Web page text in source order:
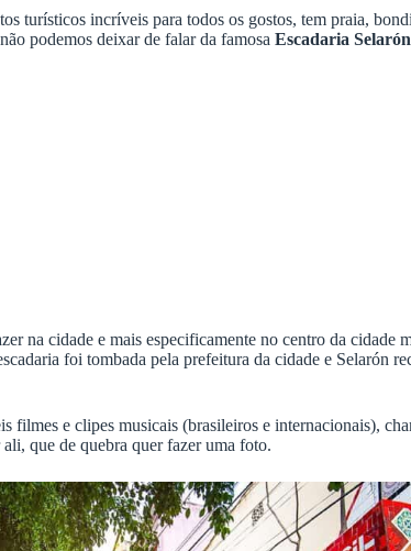
turísticos incríveis para todos os gostos, tem praia,
podemos deixar de falar da famosa Escadaria Selarón
na cidade e mais especificamente no centro da cidade
foi tombada pela prefeitura da cidade e Selarón
filmes e clipes musicais (brasileiros e internacionais),
que de quebra quer fazer uma foto.